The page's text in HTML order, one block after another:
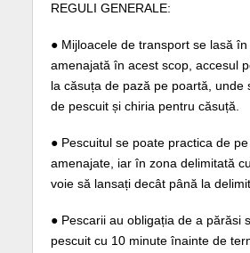
REGULI GENERALE:
● Mijloacele de transport se lasă
amenajată în acest scop, accesul
la căsuța de pază pe poartă, unde
de pescuit și chiria pentru căsuță.
● Pescuitul se poate practica de
amenajate, iar în zona delimitată
voie să lansați decât până la
● Pescarii au obligația de a părăsi
pescuit cu 10 minute înainte de